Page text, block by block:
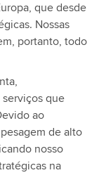
que desde
Nossas
portanto, todo
que
ao
de alto
nosso
na